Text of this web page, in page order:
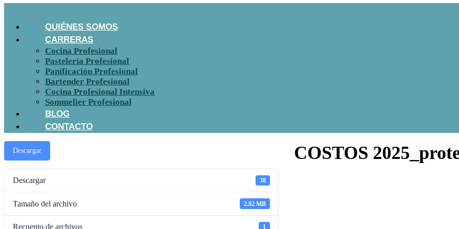
QUIÉNES SOMOS
CARRERAS
Cocina Profesional
Pastelería Profesional
Panificación Profesional
Bartender Profesional
Cocina Profesional Intensiva
Sommelier Profesional
BLOG
CONTACTO
Descargar
Descargar 38
Tamaño del archivo 2.82 MB
Recuento de archivos 1
COSTOS